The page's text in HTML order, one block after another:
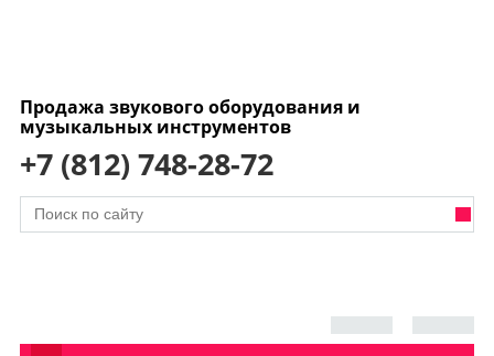
Продажа звукового оборудования и
музыкальных инструментов
+7 (812) 748-28-72